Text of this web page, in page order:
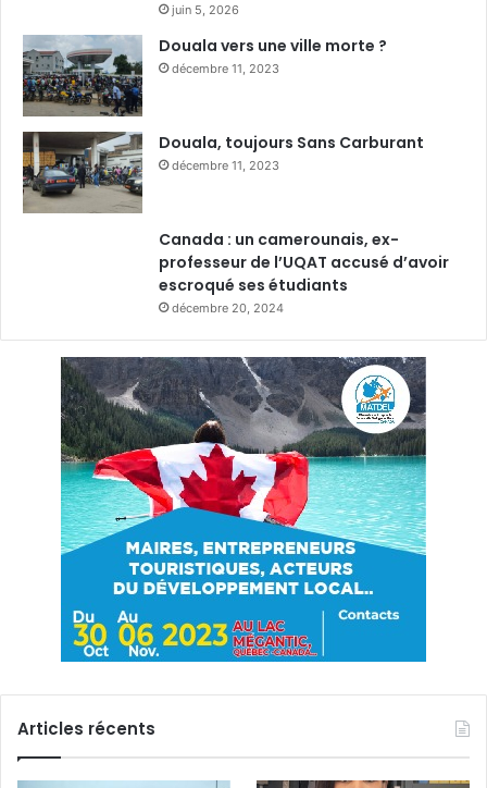
juin 5, 2026
Douala vers une ville morte ?
décembre 11, 2023
Douala, toujours Sans Carburant
décembre 11, 2023
Canada : un camerounais, ex-
professeur de l’UQAT accusé d’avoir
escroqué ses étudiants
décembre 20, 2024
Articles récents